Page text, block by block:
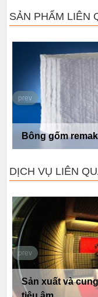
SẢN PHẨM LIÊN
Bông thủy
prev
DỊCH VỤ LIÊN
Tư vấn giải
prev